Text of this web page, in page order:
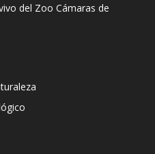
del Zoo Cámaras de